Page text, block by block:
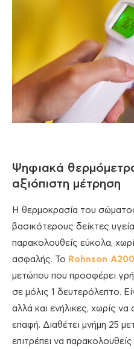
Ψηφιακά
αξιόπιστη μέτρηση
Η θερμοκρασία του
βασικότερους δείκτες
παρακολουθείς εύκολα,
ασφαλής. Το Rohnson A200
μετώπου που προσφέρει
σε μόλις 1 δευτερόλεπτο.
αλλά και ενήλικες, χωρίς να
επαφή. Διαθέτει μνήμη 25
επιτρέπει να